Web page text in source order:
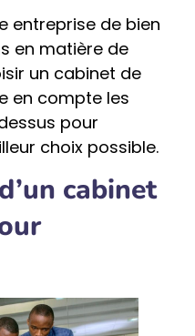
entreprise de bien
en matière de
un cabinet de
en compte les
pour
choix possible.
cabinet